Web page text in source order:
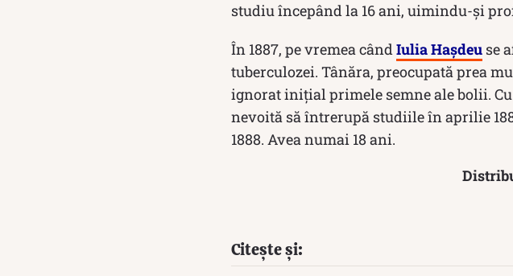
studiu începând la 16 ani, uimindu-și
În 1887, pe vremea cândIulia Haşdeu se
tuberculozei. Tânăra, preocupată prea
ignorat inițial primele semne ale bolii.
nevoită să întrerupă studiile în aprilie
1888. Avea numai 18 ani.
Citește și: